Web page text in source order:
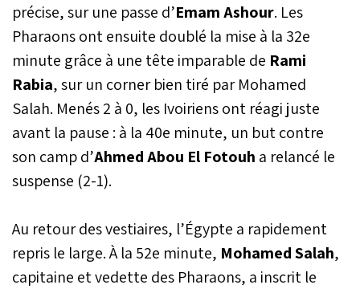
précise, sur une passe d’Emam Ashour. Les
Pharaons ont ensuite doublé la mise à la 32e
minute grâce à une tête imparable de Rami
Rabia, sur un corner bien tiré par Mohamed
Salah. Menés 2 à 0, les Ivoiriens ont réagi juste
avant la pause : à la 40e minute, un but contre
son camp d’Ahmed Abou El Fotouh a relancé le
suspense (2-1).
Au retour des vestiaires, l’Égypte a rapidement
repris le large. À la 52e minute, Mohamed Salah,
capitaine et vedette des Pharaons, a inscrit le